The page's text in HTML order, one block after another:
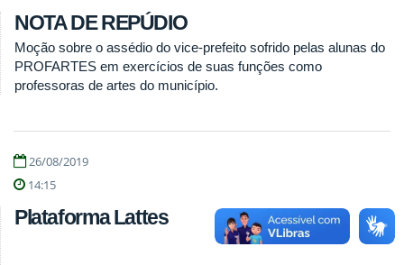
NOTA DE REPÚDIO
Moção sobre o assédio do vice-prefeito sofrido pelas alunas do
PROFARTES em exercícios de suas funções como
professoras de artes do município.
26/08/2019
14:15
Plataforma Lattes